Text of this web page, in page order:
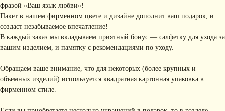
фразой «Ваш язык любви»!
Пакет в нашем фирменном цвете и дизайне дополнит ваш подарок, и
создаст незабываемое впечатление!
В каждый заказ мы вкладываем приятный бонус — салфетку для ухода за
вашим изделием, и памятку с рекомендациями по уходу.
Обращаем ваше внимание, что для некоторых (более крупных и
объемных изделий) используется квадратная картонная упаковка в
фирменном стиле.